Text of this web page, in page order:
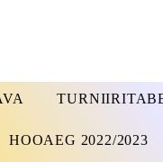
HOOAEG 2022/2023